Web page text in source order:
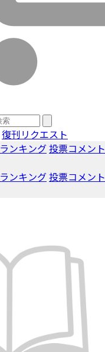
復刊リクエスト
ランキング投票コメント
ランキング投票コメント